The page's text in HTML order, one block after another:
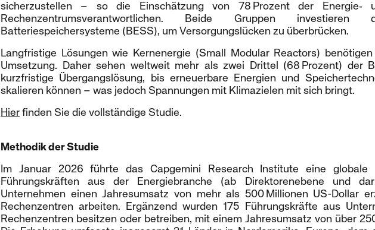
sicherzustellen – so die Einschätzung von 78 Prozent der Energie‑
Rechenzentrumsverantwortlichen. Beide Gruppen
Batteriespeichersysteme (BESS), um Versorgungslücken zu überbrücken.
Langfristige Lösungen wie Kernenergie (Small Modular Reactors)
Umsetzung. Daher sehen weltweit mehr als zwei Drittel (68 Prozent) der
kurzfristige Übergangslösung, bis erneuerbare Energien und
skalieren können – was jedoch Spannungen mit Klimazielen mit sich bringt.
Hierfinden Sie die vollständige Studie.
Methodik der Studie
Im Januar 2026 führte das Capgemini Research Institute eine globale
Führungskräften aus der Energiebranche (ab Direktorenebene und
Unternehmen einen Jahresumsatz von mehr als 500 Millionen US-Dollar
Rechenzentren arbeiten. Ergänzend wurden 175 Führungskräfte aus
Rechenzentren besitzen oder betreiben, mit einem Jahresumsatz von über